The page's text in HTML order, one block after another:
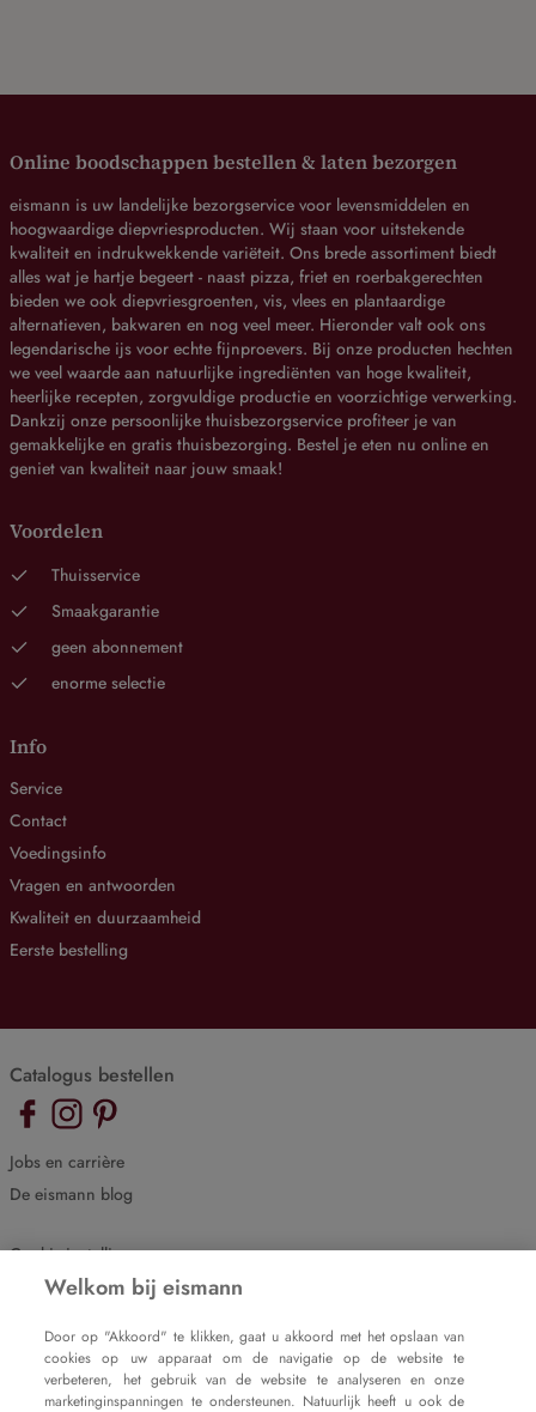
Online boodschappen bestellen & laten bezorgen
eismann is uw landelijke bezorgservice voor levensmiddelen en
hoogwaardige diepvriesproducten. Wij staan voor uitstekende
kwaliteit en indrukwekkende variëteit. Ons brede assortiment biedt
alles wat je hartje begeert - naast pizza, friet en roerbakgerechten
bieden we ook diepvriesgroenten, vis, vlees en plantaardige
alternatieven, bakwaren en nog veel meer. Hieronder valt ook ons
legendarische ijs voor echte fijnproevers. Bij onze producten hechten
we veel waarde aan natuurlijke ingrediënten van hoge kwaliteit,
heerlijke recepten, zorgvuldige productie en voorzichtige verwerking.
Dankzij onze persoonlijke thuisbezorgservice profiteer je van
gemakkelijke en gratis thuisbezorging. Bestel je eten nu online en
geniet van kwaliteit naar jouw smaak!
Voordelen
Thuisservice
Smaakgarantie
geen abonnement
enorme selectie
Info
Service
Contact
Voedingsinfo
Vragen en antwoorden
Kwaliteit en duurzaamheid
Eerste bestelling
Catalogus bestellen
Jobs en carrière
De eismann blog
Cookie-instellingen
Impressum
Welkom bij eismann
Door op "Akkoord" te klikken, gaat u akkoord met het opslaan van
cookies op uw apparaat om de navigatie op de website te
verbeteren, het gebruik van de website te analyseren en onze
marketinginspanningen te ondersteunen. Natuurlijk heeft u ook de